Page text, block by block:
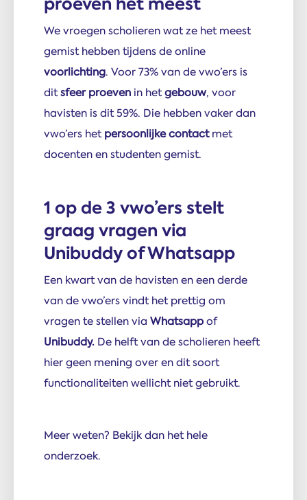
We vroegen scholieren wat ze het meest
gemist hebben tijdens de online
voorlichting. Voor 73% van de vwo’ers is
ditsfeer proeven in hetgebouw, voor
havisten is dit 59%. Die hebben vaker dan
vwo’ers hetpersoonlijke contactmet
docenten en studenten gemist.
1 op de 3 vwo’ers stelt
graag vragen via
Unibuddy of Whatsapp
Een kwart van de havisten en een derde
van de vwo’ers vindt het prettig om
vragen te stellen via Whatsappof
Unibuddy. De helft van de scholieren heeft
hier geen mening over en dit soort
functionaliteiten wellicht niet gebruikt.
Meer weten? Bekijk dan het hele
onderzoek.